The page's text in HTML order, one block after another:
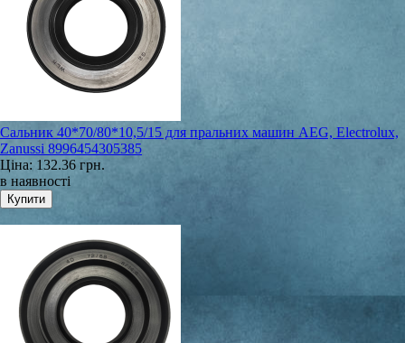
Сальник 40*70/80*10,5/15 для пральних машин AEG, Electrolux,
Zanussi 8996454305385
Ціна: 132.36 грн.
в наявності